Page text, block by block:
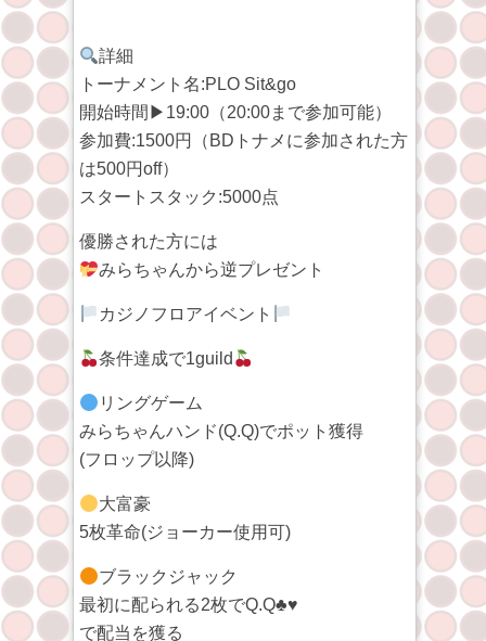
詳細
トーナメント名:PLO Sit&go
開始時間▶︎19:00（20:00まで参加可能）
参加費:1500円（BDトナメに参加された方
は500円off）
スタートスタック:5000点
優勝された方には
みらちゃんから逆プレゼント
カジノフロアイベント
条件達成で1guild
リングゲーム
みらちゃんハンド(Q.Q)でポット獲得
(フロップ以降)
大富豪
5枚革命(ジョーカー使用可)
ブラックジャック
最初に配られる2枚でQ.Q♣♥
で配当を獲る